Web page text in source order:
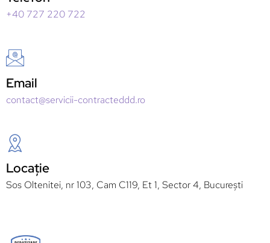
+40 727 220 722
Email
contact@servicii-contracteddd.ro
Locație
Sos Oltenitei, nr 103, Cam C119, Et 1, Sector 4, București